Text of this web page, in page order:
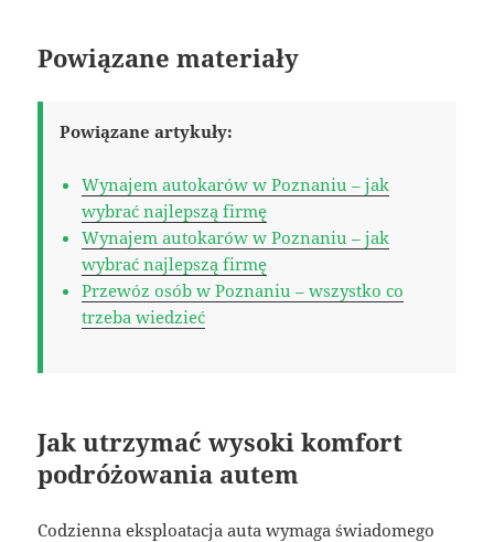
Powiązane materiały
Powiązane artykuły:
Wynajem autokarów w Poznaniu – jak
wybrać najlepszą firmę
Wynajem autokarów w Poznaniu – jak
wybrać najlepszą firmę
Przewóz osób w Poznaniu – wszystko co
trzeba wiedzieć
Jak utrzymać wysoki komfort
podróżowania autem
Codzienna eksploatacja auta wymaga świadomego